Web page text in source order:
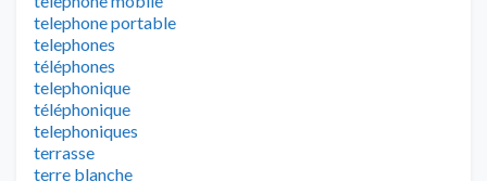
telephone portable
telephones
téléphones
telephonique
téléphonique
telephoniques
terrasse
terre blanche